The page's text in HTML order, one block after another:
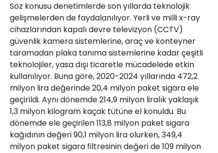
Söz konusu denetimlerde son yıllarda teknolojik
gelişmelerden de faydalanılıyor. Yerli ve milli x-ray
cihazlarından kapalı devre televizyon (CCTV)
güvenlik kamera sistemlerine, araç ve konteyner
taramadan plaka tanıma sistemlerine kadar çeşitli
teknolojiler, yasa dışı ticaretle mücadelede etkin
kullanılıyor. Buna göre, 2020-2024 yıllarında 472,2
milyon lira değerinde 20,4 milyon paket sigara ele
geçirildi. Aynı dönemde 214,9 milyon liralık yaklaşık
1,3 milyon kilogram kaçak tütüne el konuldu. Bu
dönemde ele geçirilen 113,8 milyon paket sigara
kağıdının değeri 90,1 milyon lira olurken, 349,4
milyon paket sigara filtresinin değeri de 109 milyon